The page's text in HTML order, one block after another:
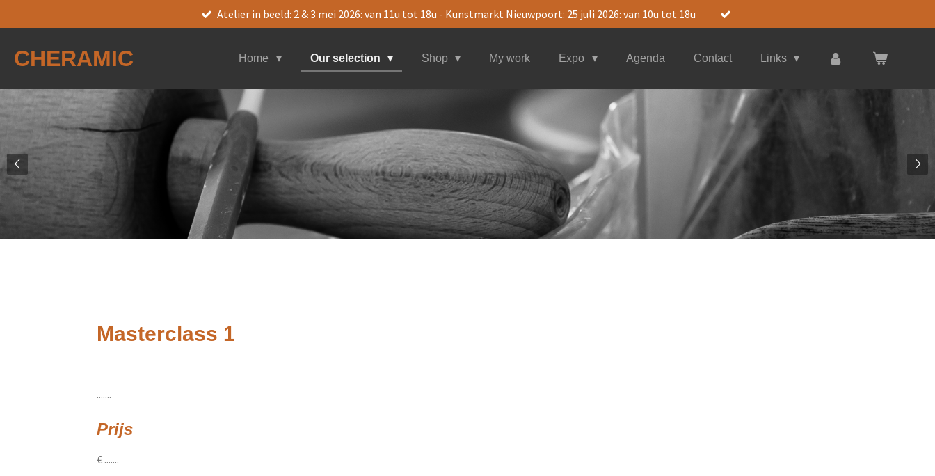
direct
de
Atelier in beeld: 2 & 3 mei 2026: van 11u tot 18u - Kunstmarkt Nieuwpoort: 25 juli 2026: van 10u tot 18u
CHERAMIC Home Our selection Shop My work Expo Agenda Contact Links
Masterclass 1
.......
Prijs
€ .......